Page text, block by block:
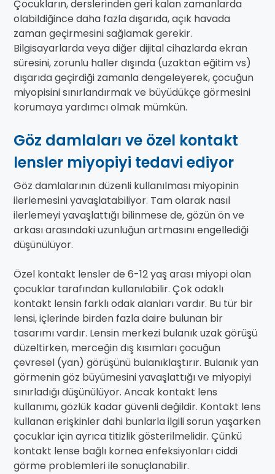
Çocukların, derslerinden geri kalan zamanlarda
olabildiğince daha fazla dışarıda, açık havada
zaman geçirmesini sağlamak gerekir.
Bilgisayarlarda veya diğer dijital cihazlarda ekran
süresini, zorunlu haller dışında (uzaktan eğitim vs)
dışarıda geçirdiği zamanla dengeleyerek, çocuğun
miyopisini sınırlandırmak ve büyüdükçe görmesini
korumaya yardımcı olmak mümkün.
Göz damlaları ve özel kontakt
lensler miyopiyi tedavi ediyor
Göz damlalarının düzenli kullanılması miyopinin
ilerlemesini yavaşlatabiliyor. Tam olarak nasıl
ilerlemeyi yavaşlattığı bilinmese de, gözün ön ve
arkası arasındaki uzunluğun artmasını engellediği
düşünülüyor.
Özel kontakt lensler de 6-12 yaş arası miyopi olan
çocuklar tarafından kullanılabilir. Çok odaklı
kontakt lensin farklı odak alanları vardır. Bu tür bir
lensi, içlerinde birden fazla daire bulunan bir
tasarımı vardır. Lensin merkezi bulanık uzak görüşü
düzeltirken, merceğin dış kısımları çocuğun
çevresel (yan) görüşünü bulanıklaştırır. Bulanık yan
görmenin göz büyümesini yavaşlattığı ve miyopiyi
sınırladığı düşünülüyor. Ancak kontakt lens
kullanımı, gözlük kadar güvenli değildir. Kontakt lens
kullanan erişkinler dahi bunlarla ilgili sorun yaşarken
çocuklar için ayrıca titizlik gösterilmelidir. Çünkü
kontakt lense bağlı kornea enfeksiyonları ciddi
görme problemleri ile sonuçlanabilir.